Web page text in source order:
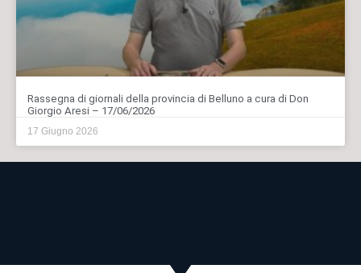
Rassegna di giornali della provincia di Belluno a cura di Don
Giorgio Aresi – 17/06/2026
17 Giugno 2026